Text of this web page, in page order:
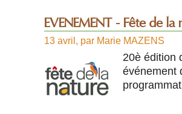
EVENEMENT - Fête de
13 avril, par Marie MAZENS
20è édition
événement